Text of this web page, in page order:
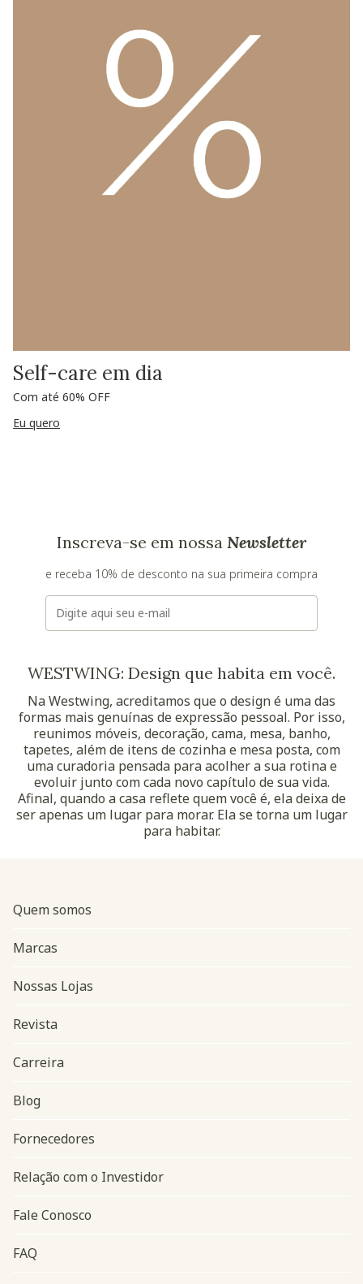
Self-care em dia
Com até 60% OFF
Eu quero
Inscreva-se em nossa Newsletter
e receba 10% de desconto na sua primeira compra
E-mail
WESTWING: Design que habita em você.
Na Westwing, acreditamos que o design é uma das
formas mais genuínas de expressão pessoal. Por isso,
reunimos móveis, decoração, cama, mesa, banho,
tapetes, além de itens de cozinha e mesa posta, com
uma curadoria pensada para acolher a sua rotina e
evoluir junto com cada novo capítulo de sua vida.
Afinal, quando a casa reflete quem você é, ela deixa de
ser apenas um lugar para morar. Ela se torna um lugar
para habitar.
Navegação do rodapé
Quem somos
Marcas
Nossas Lojas
Revista
Carreira
Blog
Fornecedores
Relação com o Investidor
Fale Conosco
FAQ